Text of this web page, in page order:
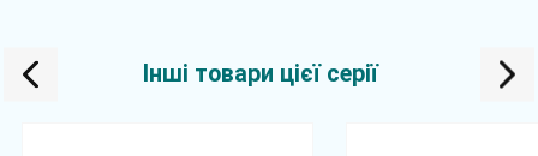
Інші товари цієї серії